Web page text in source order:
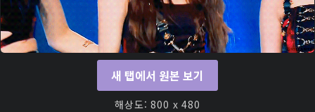
새 탭에서 원본 보기
해상도: 800 x 480